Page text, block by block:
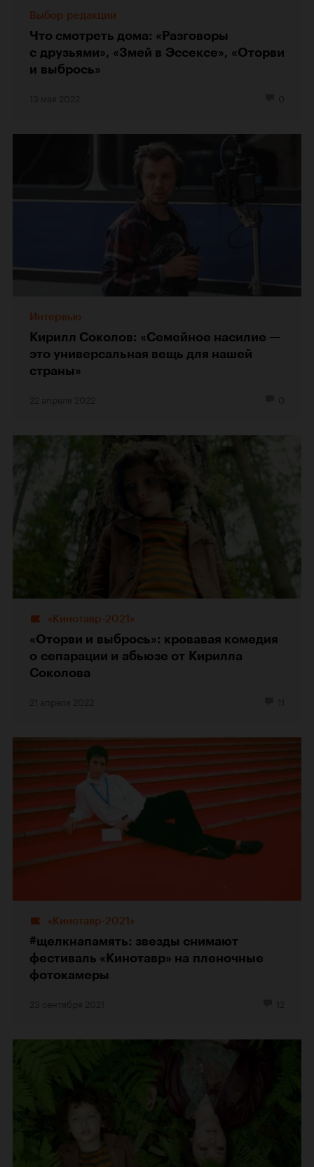
Выбор редакции
Что смотреть дома: «Разговоры
с друзьями», «Змей в Эссексе», «Оторви
и выбрось»
Интервью
Кирилл Соколов: «Семейное насилие —
это универсальная вещь для нашей
страны»
«Кинотавр-2021»
«Оторви и выбрось»: кровавая комедия
о сепарации и абьюзе от Кирилла
Соколова
«Кинотавр-2021»
#щелкнапамять: звезды снимают
фестиваль «Кинотавр» на пленочные
фотокамеры